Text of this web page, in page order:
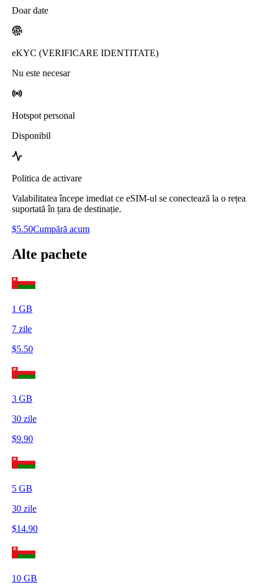
Doar date
eKYC (VERIFICARE IDENTITATE)
Nu este necesar
Hotspot personal
Disponibil
Politica de activare
Valabilitatea începe imediat ce eSIM-ul se conectează la o rețea
suportată în țara de destinație.
$5.50Cumpără acum
Alte pachete
1 GB
7 zile
$5.50
3 GB
30 zile
$9.90
5 GB
30 zile
$14.90
10 GB